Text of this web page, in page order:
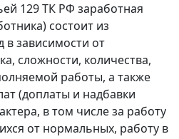
129ТК РФ заработная
состоит из
в зависимости от
сложности, количества,
работы, а также
(доплаты и надбавки
в том числе за работу
от нормальных, работу в